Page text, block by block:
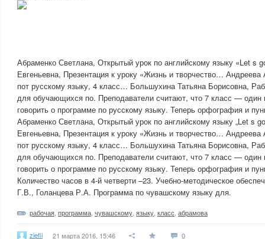
Абраменко Светлана, Открытый урок по английскому языку «Let s
Евгеньевна, Презентация к уроку «Жизнь и творчество…
пот русскому языку, 4 класс… Большухина Татьяна Борисовна,
для обучающихся по. Преподаватели считают, что 7 класс —
говорить о программе по русскому языку. Теперь орфография и
Абраменко Светлана, Открытый урок по английскому языку „Let s
Евгеньевна, Презентация к уроку «Жизнь и творчество…
пот русскому языку, 4 класс… Большухина Татьяна Борисовна,
для обучающихся по. Преподаватели считают, что 7 класс —
говорить о программе по русскому языку. Теперь орфография и
Количество часов в 4-й четверти –23. Учебно-методическое
Г.В., Голанцева Р.А. Программа по чувашскому языку для.
рабочая программа чувашскому языку класс абрамова
ziefii 21 марта 2016, 15:46 0